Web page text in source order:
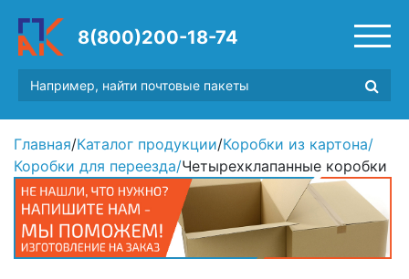
8(800)200-18-74
Главная/Каталог продукции/Коробки из картона/
Коробки для переезда/Четырехклапанные коробки